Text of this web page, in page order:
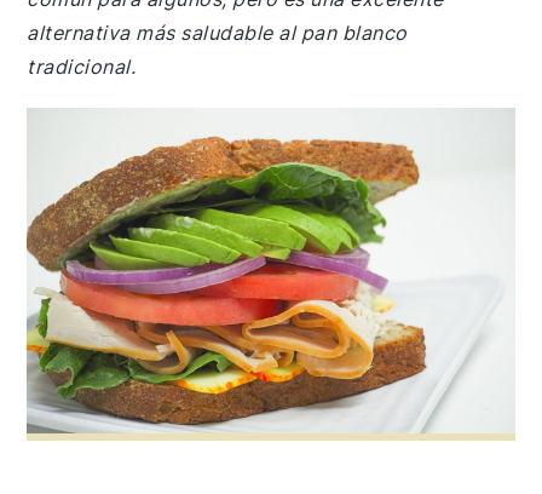
alternativa más saludable al pan blanco
tradicional.